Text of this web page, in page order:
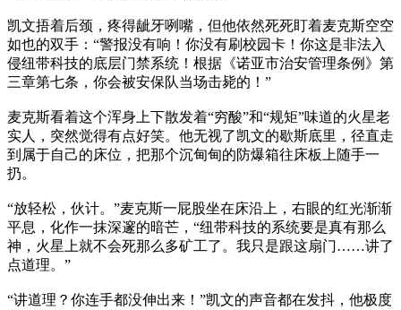
凯文捂着后颈，疼得龇牙咧嘴，但他依然死死盯着麦克斯空空
如也的双手：“警报没有响！你没有刷校园卡！你这是非法入
侵纽带科技的底层门禁系统！根据《诺亚市治安管理条例》第
三章第七条，你会被安保队当场击毙的！”
麦克斯看着这个浑身上下散发着“穷酸”和“规矩”味道的火星老
实人，突然觉得有点好笑。他无视了凯文的歇斯底里，径直走
到属于自己的床位，把那个沉甸甸的防爆箱往床板上随手一
扔。
“放轻松，伙计。”麦克斯一屁股坐在床沿上，右眼的红光渐渐
平息，化作一抹深邃的暗芒，“纽带科技的系统要是真有那么
神，火星上就不会死那么多矿工了。我只是跟这扇门……讲了
点道理。”
“讲道理？你连手都没伸出来！”凯文的声音都在发抖，他极度